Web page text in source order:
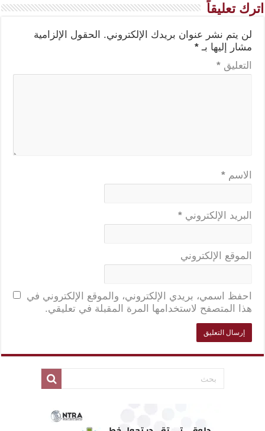
اترك تعليقاً
لن يتم نشر عنوان بريدك الإلكتروني.
الحقول الإلزامية
مشار إليها بـ *
التعليق *
الاسم *
البريد الإلكتروني *
الموقع الإلكتروني
احفظ اسمي، بريدي الإلكتروني، والموقع الإلكتروني في
هذا المتصفح لاستخدامها المرة المقبلة في تعليقي.